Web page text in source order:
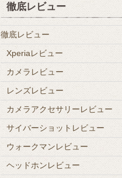
徹底レビュー
徹底レビュー
Xperiaレビュー
カメラレビュー
レンズレビュー
カメラアクセサリーレビュー
サイバーショットレビュー
ウォークマンレビュー
ヘッドホンレビュー